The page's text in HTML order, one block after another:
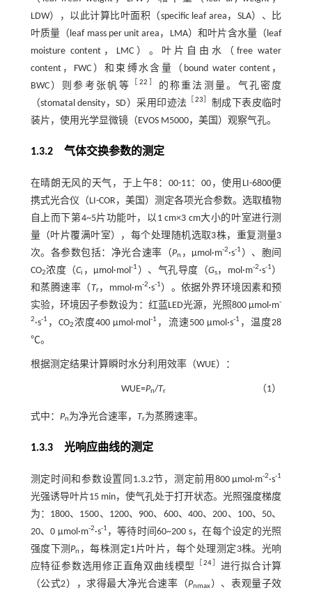
LDW），以此计算比叶面积（specific leaf area，SLA）、比
叶质量（leaf mass per unit area，LMA）和叶片含水量（leaf
moisture content，LMC）。叶片自由水（free water
content，FWC）和束缚水含量（bound water content，
BWC）则参考张帆等
［22 ］
的称重法测量。气孔密度
（stomatal density，SD）采用印迹法 ［23］ 制成下表皮临时
装片，使用光学显微镜（EVOS M5000，美国）观察气孔。
1.3.2 气体交换参数的测定
在晴朗无风的天气，于上午8：00-11：00，使用LI-6800便
携式光合仪（LI-COR，美国）测定各项光合参数。选取植物
自上而下第4~5片功能叶，以1 cm×3 cm大小的叶室进行测
量（叶片覆满叶室），每个处理随机选取3株，重复测量3
次。各参数包括：净光合速率（Pn ，μmol·m-2·s-1 ）、胞间
CO2浓度（Ci ，μmol·mol-1 ）、气孔导度（Gs，mol·m-2·s-1）
和蒸腾速率（Tr，mmol·m-2·s-1）。依据外界环境因素和预
实验，环境因子参数设为：红蓝LED光源，光照800 μmol·m-
2·s-1 ，CO2浓度400 μmol·mol-1 ，流速500 μmol·s-1 ，温度28
℃。
根据测定结果计算瞬时水分利用效率（WUE）：
WUE=Pn/Tr （1）
式中： Pn为净光合速率， Tr为蒸腾速率。
1.3.3 光响应曲线的测定
测定时间和参数设置同1.3.2节，测定前用800 μmol·m-2·s-1
光强诱导叶片15 min，使气孔处于打开状态。光照强度梯度
为：1800、1500、1200、900、600、400、200、100、50、
20、0 μmol·m-2·s-1 ，等待时间60~200 s，在每个设定的光照
强度下测Pn ，每株测定1片叶片，每个处理测定3株。光响
应特征参数选用修正直角双曲线模型
［24］ 进行拟合计算
（公式2），求得最大净光合速率（Pnmax）、表观量子效